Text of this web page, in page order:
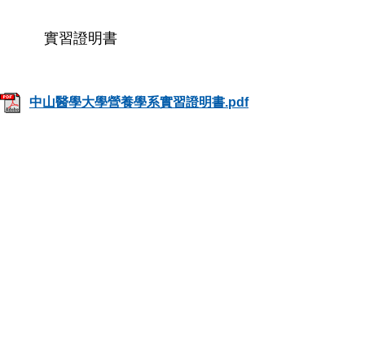
實習證明書
中山醫學大學營養學系實習證明書.pdf